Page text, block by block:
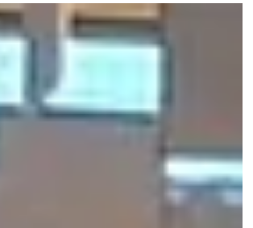
na reunião de dois dias do Conselho Técnico do
se a especialistas de toda a Europa para
de uma das principais normas do
intercâmbio interoperável de dados de tráfego e